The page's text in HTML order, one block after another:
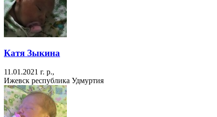
Катя Зыкина
11.01.2021 г. р.,
Ижевск республика Удмуртия